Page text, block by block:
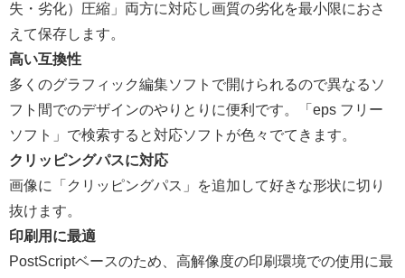
失・劣化）圧縮」両方に対応し画質の劣化を最小限におさ
えて保存します。
高い互換性
多くのグラフィック編集ソフトで開けられるので異なるソ
フト間でのデザインのやりとりに便利です。「eps フリー
ソフト」で検索すると対応ソフトが色々でてきます。
クリッピングパスに対応
画像に「クリッピングパス」を追加して好きな形状に切り
抜けます。
印刷用に最適
PostScriptベースのため、高解像度の印刷環境での使用に最